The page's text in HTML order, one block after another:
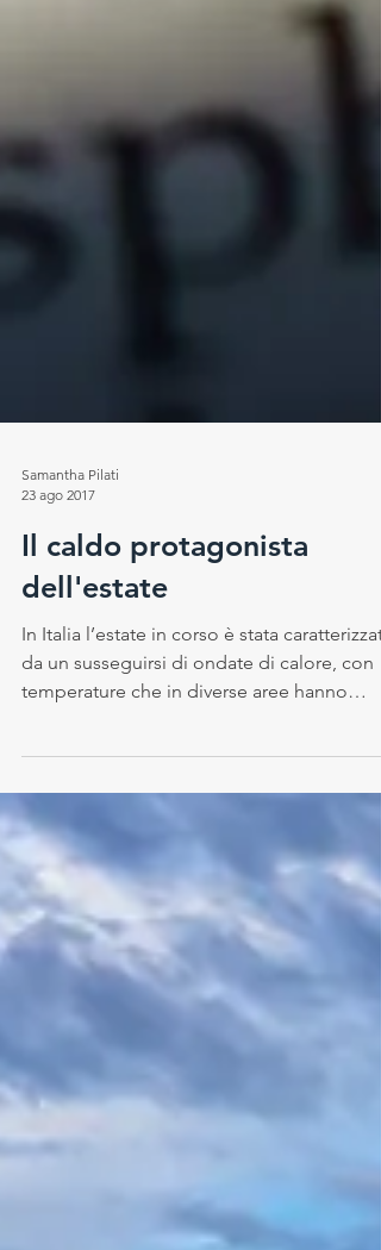
23 ago 2017
Il caldo protagonista
dell'estate
In Italia l’estate in corso è stata caratterizzata
da un susseguirsi di ondate di calore, con